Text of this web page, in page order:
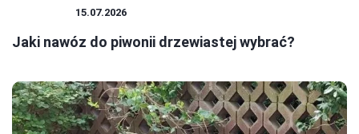
15.07.2026
Jaki nawóz do piwonii drzewiastej wybrać?